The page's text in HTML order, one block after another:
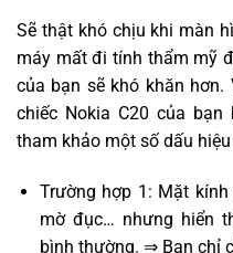
Sẽ thật khó chịu khi màn
máy mất đi tính thẩm mỹ
của bạn sẽ khó khăn
chiếc Nokia C20 của
tham khảo một số dấu
Trường hợp 1: Mặt
mờ đục… nhưng hiển
bình thường. ⇒ Bạn chỉ